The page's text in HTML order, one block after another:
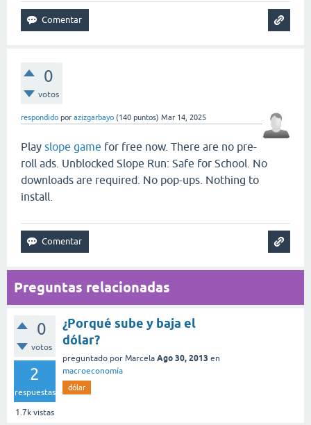
0
votos
respondido por azizgarbayo (140 puntos) Mar 14, 2025
Play slope game for free now. There are no pre-
roll ads. Unblocked Slope Run: Safe for School. No
downloads are required. No pop-ups. Nothing to
install.
Preguntas relacionadas
0
votos
2
respuestas
1.7k vistas
¿Porqué sube y baja el
dólar?
preguntado por Marcela Ago 30, 2013 en
macroeconomía
dólar